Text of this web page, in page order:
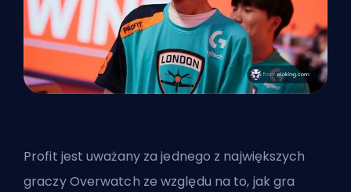
Profit jest uważany za jednego z największych
graczy Overwatch ze względu na to, jak gra